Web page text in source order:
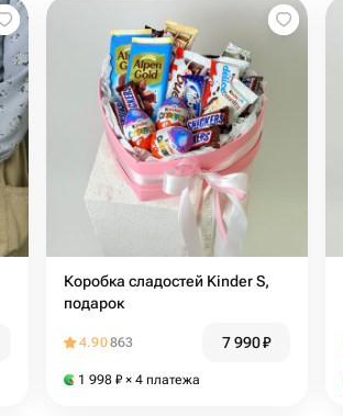
Коробка сладостей Kinder S,
подарок
4.90863 7 990₽
1 998 ₽ × 4 платежа